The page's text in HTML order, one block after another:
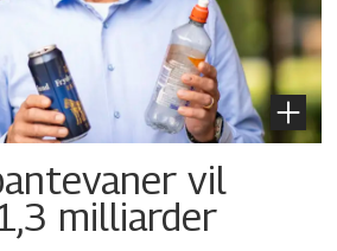
vil
milliarder